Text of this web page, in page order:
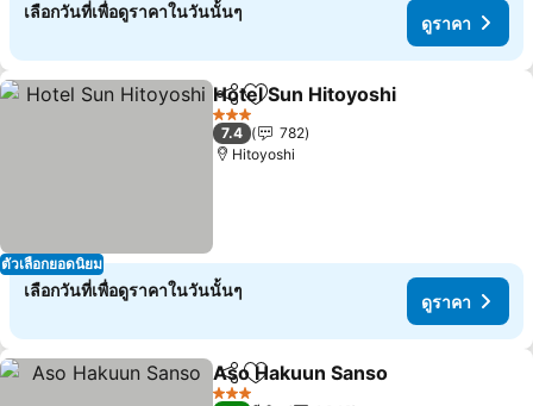
เลือกวันที่เพื่อดูราคาในวันนั้นๆ
ดูราคา
ตัวเลือกยอดนิยม
แชร์ เพิ่มในรายการโปรด
Hotel Sun Hitoyoshi
3 ดาว
7.4
782
Hitoyoshi
เลือกวันที่เพื่อดูราคาในวันนั้นๆ
ดูราคา
แชร์ เพิ่มในรายการโปรด
Aso Hakuun Sanso
3 ดาว